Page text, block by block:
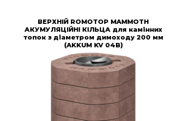
ВЕРХНІЙ ROMOTOP MAMMOTH
АКУМУЛЯЦІЙНІ КІЛЬЦА для камінних
топок з діаметром димоходу 200 мм
(AKKUM KV 04B)